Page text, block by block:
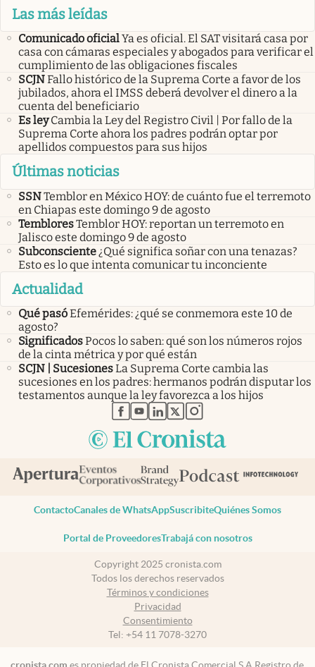
Las más leídas
Comunicado oficialYa es oficial. El SAT visitará casa por
casa con cámaras especiales y abogados para verificar el
cumplimiento de las obligaciones fiscales
SCJNFallo histórico de la Suprema Corte a favor de los
jubilados, ahora el IMSS deberá devolver el dinero a la
cuenta del beneficiario
Es ley Cambia la Ley del Registro Civil | Por fallo de la
Suprema Corte ahora los padres podrán optar por
apellidos compuestos para sus hijos
Últimas noticias
SSNTemblor en México HOY: de cuánto fue el terremoto
en Chiapas este domingo 9 de agosto
TembloresTemblor HOY: reportan un terremoto en
Jalisco este domingo 9 de agosto
Subconsciente ¿Qué significa soñar con una tenazas?
Esto es lo que intenta comunicar tu inconciente
Actualidad
Qué pasóEfemérides: ¿qué se conmemora este 10 de
agosto?
SignificadosPocos lo saben: qué son los números rojos
de la cinta métrica y por qué están
SCJN | SucesionesLa Suprema Corte cambia las
sucesiones en los padres: hermanos podrán disputar los
testamentos aunque la ley favorezca a los hijos
abre en nueva pestaña
abre en nueva pestaña
abre en nueva pestaña
abre en nueva pestaña
abre en nueva pestaña
ContactoCanales de WhatsAppSuscribiteQuiénes Somos
Portal de ProveedoresTrabajá con nosotros
Copyright 2025 cronista.com
Todos los derechos reservados
Términos y condiciones
Privacidad
Consentimiento
Tel: +54 11 7078-3270
cronista.com es propiedad de El Cronista Comercial S.A Registro de